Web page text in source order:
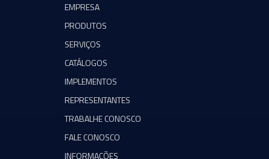
EMPRESA
PRODUTOS
SERVIÇOS
CATÁLOGOS
IMPLEMENTOS
REPRESENTANTES
TRABALHE CONOSCO
FALE CONOSCO
INFORMAÇÕES